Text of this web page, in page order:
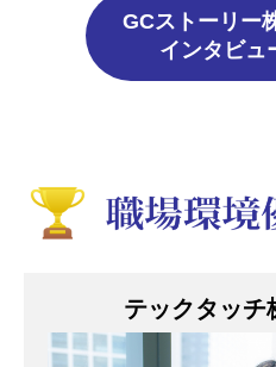
GCストーリー
インタビュ
テックタッチ